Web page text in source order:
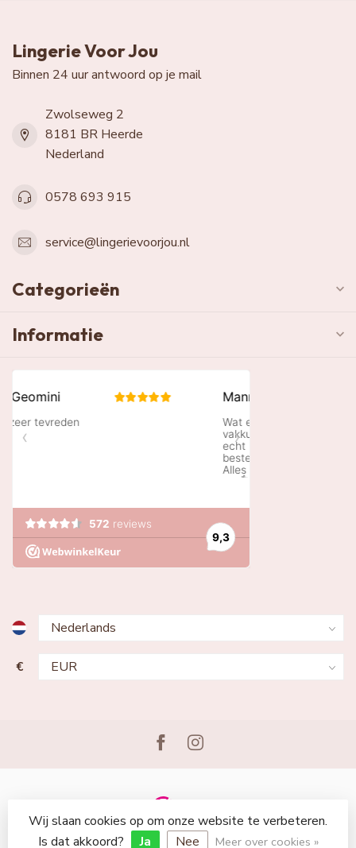
Lingerie Voor Jou
Binnen 24 uur antwoord op je mail
Zwolseweg 2
8181 BR Heerde
Nederland
0578 693 915
service@lingerievoorjou.nl
Categorieën
Informatie
€
© Copyright 2026 Lingerie Voor Jou
Wij slaan cookies op om onze website te verbeteren.
Is dat akkoord?
Ja Nee Meer over cookies »